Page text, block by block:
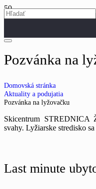
Pozvánka na
Domovská stránka
Aktuality a podujatia
Pozvánka na lyžovačku
Skicentrum STREDNICA
svahy. Lyžiarske stredisko
Last minute